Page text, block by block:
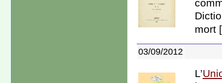
mort
03/09/2012
L’